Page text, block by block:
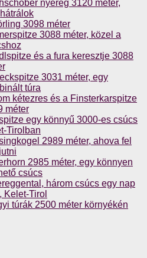
nyereg 3120 méter,
3098 méter
3088 méter, közel a
és a fura keresztje 3088
3031 méter, egy
túra
kétezres és a Finsterkarspitze
méter
egy könnyű 3000-es csúcs
Tirolban
2989 méter, ahova fel
2985 méter, egy könnyen
csúcs
három csúcs egy nap
Kelet-Tirol
túrák 2500 méter környékén